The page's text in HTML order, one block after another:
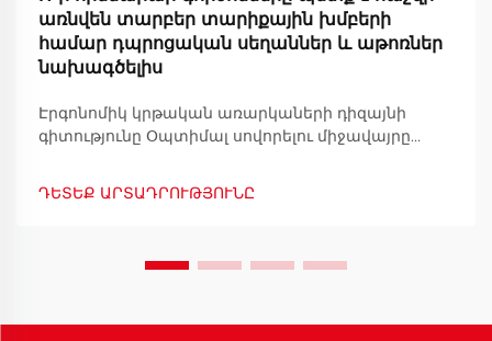
առնվեն տարբեր տարիքային խմբերի
համար դպրոցական սեղաններ և աթոռներ
նախագծելիս
Էրգոնոմիկ կրթական առարկաների դիզայնի
գիտությունը Օպտիմալ սովորելու միջավայրը
առարկաների դիզայնով: Այն առարկաները, որոնց
օգտագործում են ուսանողները, կարևոր դեր են
ԴԵՏԵՔ ԱՐՏԱԴՐՈՒԹՅՈՒՆԸ